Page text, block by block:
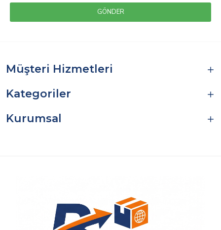
GÖNDER
Müşteri Hizmetleri
Kategoriler
Kurumsal